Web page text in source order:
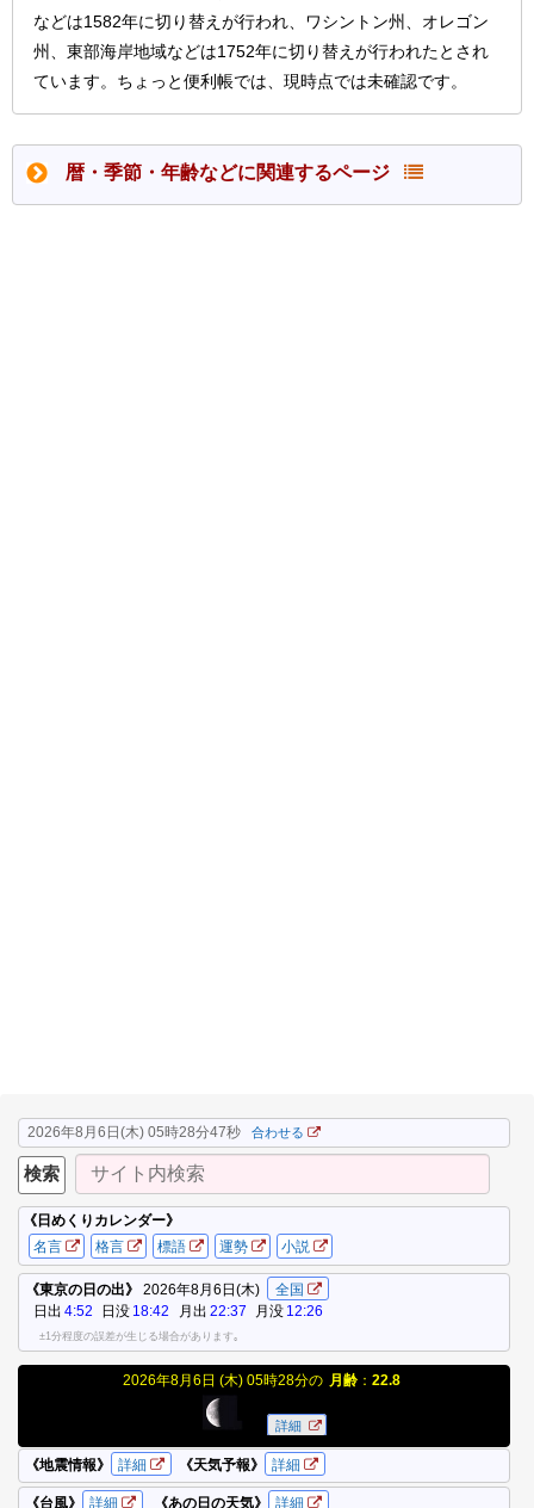
などは1582年に切り替えが行われ、ワシントン州、オレゴン
州、東部海岸地域などは1752年に切り替えが行われたとされ
ています。ちょっと便利帳では、現時点では未確認です。
暦・季節・年齢などに関連するページ
2026年8月6日(木) 05時28分47秒 合わせる